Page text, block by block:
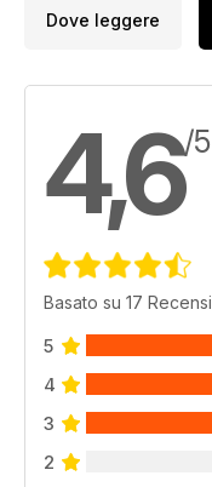
Dove leggere
4,6/5
Basato su 17
5
4
3
2